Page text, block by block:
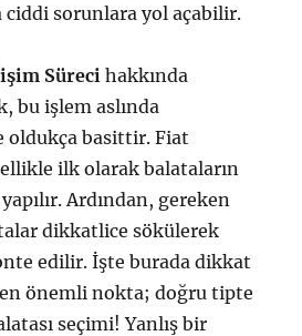
ciddi sorunlara yol açabilir.
Süreci hakkında
bu işlem aslında
oldukça basittir. Fiat
ilk olarak balataların
Ardından, gereken
dikkatlice sökülerek
edilir. İşte burada dikkat
önemli nokta; doğru tipte
seçimi! Yanlış bir